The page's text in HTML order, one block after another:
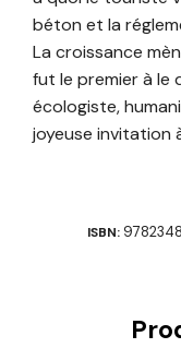
béton et la
La croissance
fut le premier à le
écologiste,
joyeuse invitation
ISBN: